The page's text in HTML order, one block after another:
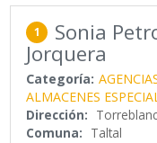
1 Sonia
Jorquera
Categoría:
ALMACENES
Dirección:
Comuna: Taltal